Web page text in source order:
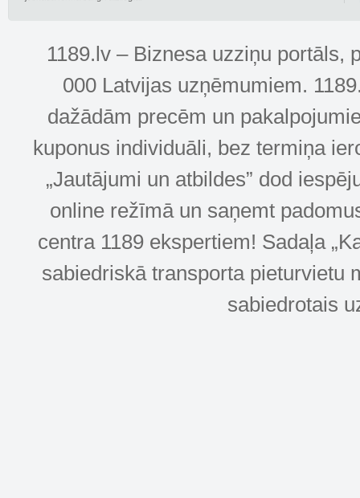
1189.lv – Biznesa uzziņu portāls,
000 Latvijas uzņēmumiem.
dažādām precēm un
kuponus individuāli, bez termiņa
„Jautājumi un atbildes” dod
online režīmā un saņemt
centra 1189 ekspertiem! Sadaļa
sabiedriskā transporta pieturvietu
sabiedrotais